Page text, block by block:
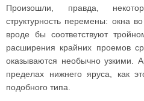
Произошли, правда,
структурность перемены: окна
вроде бы соответствуют
расширения крайних проемов
оказываются необычно узкими.
пределах нижнего яруса, как
подобного типа.